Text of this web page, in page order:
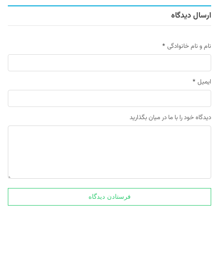
ارسال دیدگاه
نام و نام خانوادگی *
ایمیل *
دیدگاه خود را با ما در میان بگذارید